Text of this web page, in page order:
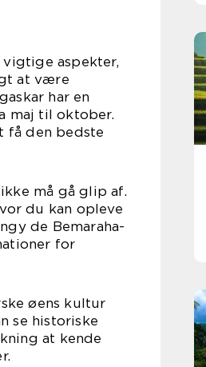
aspekter,
at være
har en
maj til oktober.
den bedste
må gå glip af.
du kan opleve
de Bemaraha-
for
øens kultur
se historiske
at kende